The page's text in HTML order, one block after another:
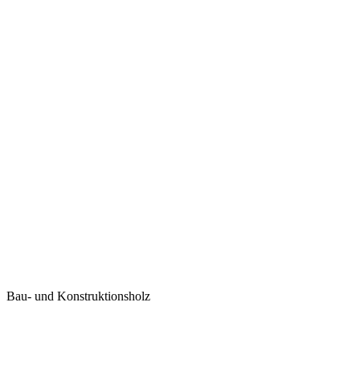
Bau- und Konstruktionsholz